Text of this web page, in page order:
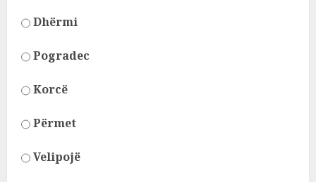
Dhërmi
Pogradec
Korcë
Përmet
Velipojë